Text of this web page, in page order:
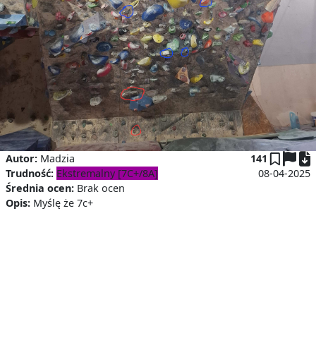
Autor: Madzia
Trudność: Ekstremalny [7C+/8A]
Średnia ocen: Brak ocen
141
08-04-2025
Opis: Myślę że 7c+